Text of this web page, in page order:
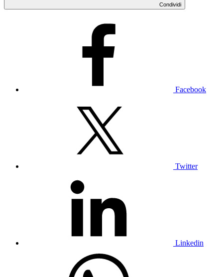
Condividi
Facebook
Twitter
Linkedin